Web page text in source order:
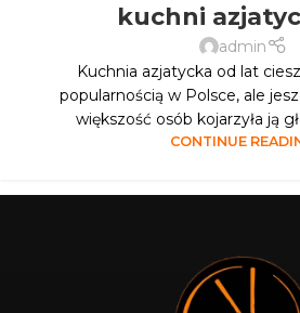
kuchni
admin
Kuchnia azjatycka od lat
popularnością w Polsce, ale
większość osób kojarzyła ją
CONTINUE